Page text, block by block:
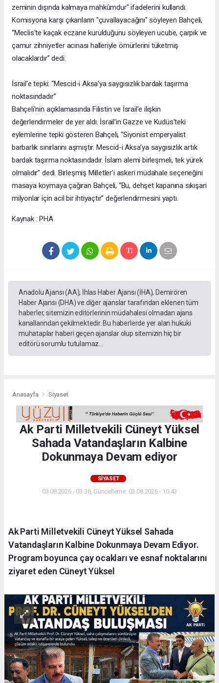
zeminin dışında kalmaya mahkûmdur" ifadelerini kullandı.
Komisyona karşı çıkanların "çuvallayacağını" söyleyen Bahçeli,
“Meclis'te kaçak eczane kurulduğunu söyleyen ucube, çarpık ve
çamur zihniyetler acınası halleriyle ömürlerini tüketmiş
olacaklardır” dedi.
İsrail’e tepki: “Mescid-i Aksa’ya saygısızlık bardak taşırma
noktasındadır”
Bahçeli’nin açıklamasında Filistin ve İsrail’e ilişkin
değerlendirmeler de yer aldı. İsrail'in Gazze ve Kudüs'teki
eylemlerine tepki gösteren Bahçeli, “Siyonist emperyalist
barbarlık sınırlarını aşmıştır. Mescid-i Aksa’ya saygısızlık artık
bardak taşırma noktasındadır. İslam alemi birleşmeli, tek yürek
olmalıdır” dedi. Birleşmiş Milletler’i askeri müdahale seçeneğini
masaya koymaya çağıran Bahçeli, “Bu, dehşet kapanına sıkışan
milyonlar için acil bir ihtiyaçtır” değerlendirmesini yaptı.
Kaynak : PHA
Anadolu Ajansı (AA), İhlas Haber Ajansı (İHA), Demirören
Haber Ajansı (DHA) ve diğer ajanslar tarafından eklenen tüm
haberler, sitemizin editörlerinin müdahalesi olmadan ajans
kanallarından çekilmektedir. Bu haberlerde yer alan hukuki
muhataplar haberi geçen ajanslar olup sitemizin hiç bir
editörü sorumlu tutulamaz...
Anasayfa Siyaset
Ak Parti Milletvekili Cüneyt Yüksel
Sahada Vatandaşların Kalbine
Dokunmaya Devam ediyor
SIYASET
03.08.2026 - 03:36, Güncelleme: 03.08.2026 - 10:43
Ak Parti Milletvekili Cüneyt Yüksel Sahada
Vatandaşların Kalbine Dokunmaya Devam Ediyor.
Program boyunca çay ocakları ve esnaf noktalarını
ziyaret eden Cüneyt Yüksel